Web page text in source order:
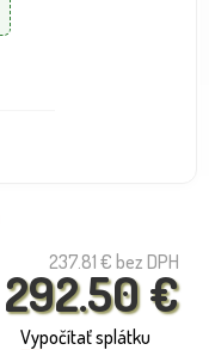
237.81 € bez DPH
292.50 €
Vypočítať splátku